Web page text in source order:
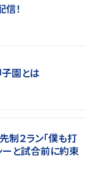
！
園とは
制２ラン「僕も打
ーと試合前に約束